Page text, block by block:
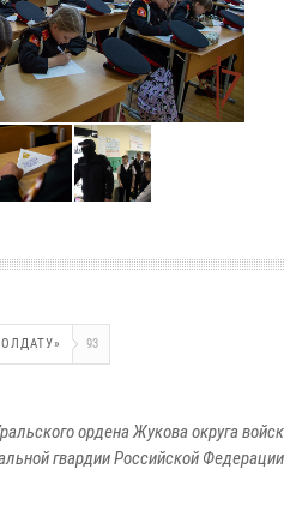
93
ордена Жукова округа войск
гвардии Российской Федерации